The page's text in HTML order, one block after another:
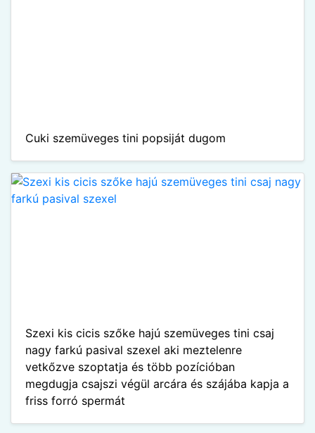
Cuki szemüveges tini popsiját dugom
Szexi kis cicis szőke hajú szemüveges tini csaj
nagy farkú pasival szexel aki meztelenre
vetkőzve szoptatja és több pozícióban
megdugja csajszi végül arcára és szájába kapja a
friss forró spermát